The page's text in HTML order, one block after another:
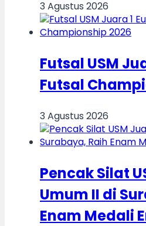
3 Agustus 2026
Futsal USM
Futsal
3 Agustus 2026
Pencak Silat
Umum II di
Enam Medali